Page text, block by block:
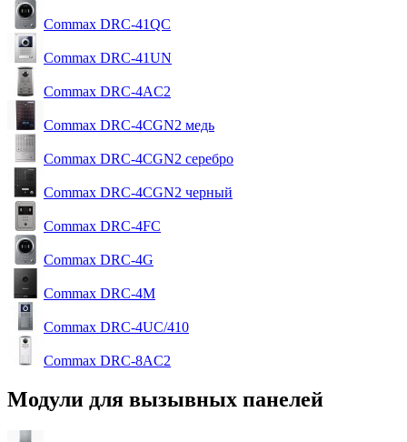
Commax DRC-41QC
Commax DRC-41UN
Commax DRC-4AС2
Commax DRC-4CGN2 медь
Commax DRC-4CGN2 серебро
Commax DRC-4CGN2 черный
Commax DRC-4FC
Commax DRC-4G
Commax DRC-4M
Commax DRC-4UC/410
Commax DRC-8AС2
Модули для вызывных панелей